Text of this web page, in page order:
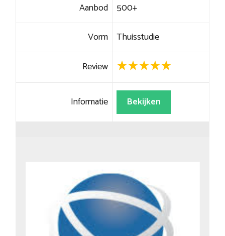
Aanbod 500+
Vorm Thuisstudie
Review
Informatie Bekijken